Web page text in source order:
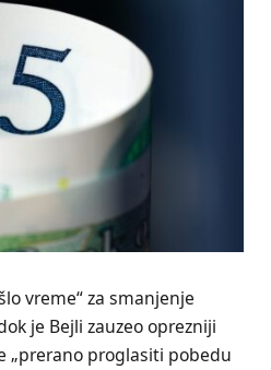
vreme“ za smanjenje
je Bejli zauzeo oprezniji
„prerano proglasiti pobedu